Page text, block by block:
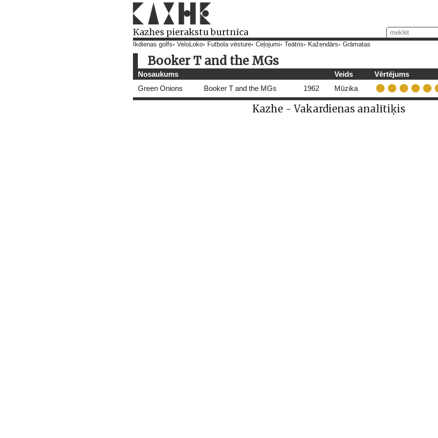
Kazhes pierakstu burtnīca
Ikdienas golfs VeloLoko Futbola vēsture Ceļojumi Teātris Kažendārs Grāmatas
Booker T and the MGs
Nosaukums Veids
Vērtējums
Green Onions
Booker T and the MGs 1962 Mūzika
Kazhe - Vakardienas analītiķis